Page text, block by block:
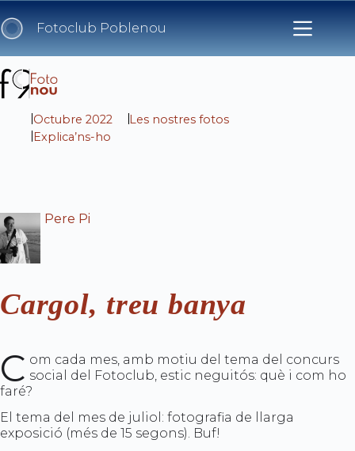
to
content
Fotoclub Poblenou
Octubre 2022
Les nostres fotos
Explica’ns-ho
Pere Pi
Cargol, treu banya
C om cada mes, amb motiu del tema del concurs
social del Fotoclub, estic neguitós: què i com ho
faré?
El tema del mes de juliol: fotografia de llarga
exposició (més de 15 segons). Buf!